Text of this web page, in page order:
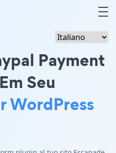
Payment
Seu
WordPress